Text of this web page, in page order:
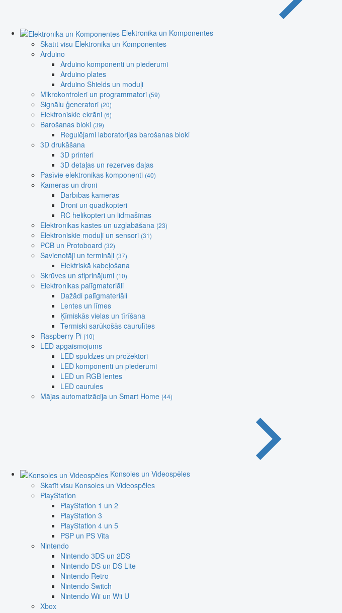
Elektronika un Komponentes
Skatīt visu Elektronika un Komponentes
Arduino
Arduino komponenti un piederumi
Arduino plates
Arduino Shields un moduļi
Mikrokontroleri un programmatori (59)
Signālu ģeneratori (20)
Elektroniskie ekrāni (6)
Barošanas bloki (39)
Regulējami laboratorijas barošanas bloki
3D drukāšana
3D printeri
3D detaļas un rezerves daļas
Pasīvie elektronikas komponenti (40)
Kameras un droni
Darbības kameras
Droni un quadkopteri
RC helikopteri un lidmašīnas
Elektronikas kastes un uzglabāšana (23)
Elektroniskie moduļi un sensori (31)
PCB un Protoboard (32)
Savienotāji un termināļi (37)
Elektriskā kabeļošana
Skrūves un stiprinājumi (10)
Elektronikas palīgmateriāli
Dažādi palīgmateriāli
Lentes un līmes
Ķīmiskās vielas un tīrīšana
Termiski sarūkošās caurulītes
Raspberry Pi (10)
LED apgaismojums
LED spuldzes un prožektori
LED komponenti un piederumi
LED un RGB lentes
LED caurules
Mājas automatizācija un Smart Home (44)
Konsoles un Videospēles
Skatīt visu Konsoles un Videospēles
PlayStation
PlayStation 1 un 2
PlayStation 3
PlayStation 4 un 5
PSP un PS Vita
Nintendo
Nintendo 3DS un 2DS
Nintendo DS un DS Lite
Nintendo Retro
Nintendo Switch
Nintendo Wii un Wii U
Xbox